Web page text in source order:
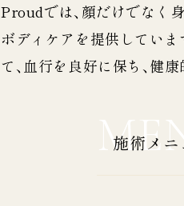
Proudでは、顔だけでなく
ボディケアを提供してい
て、血行を良好に保ち、健
施術メニ